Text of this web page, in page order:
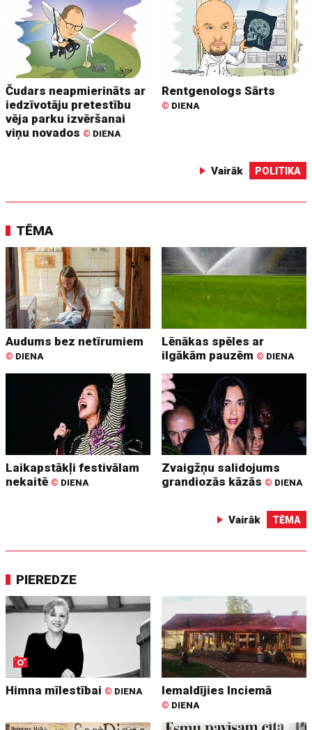
Čudars neapmierināts ar
iedzīvotāju pretestību
vēja parku izvēršanai
viņu novados © DIENA
Rentgenologs Sārts
© DIENA
Vairāk POLITIKA
TĒMA
Audums bez netīrumiem
© DIENA
Lēnākas spēles ar
ilgākām pauzēm © DIENA
Laikapstākļi festivālam
nekaitē © DIENA
Zvaigžņu salidojums
grandiozās kāzās © DIENA
Vairāk TĒMA
PIEREDZE
Himna mīlestībai © DIENA Iemaldījies Inciemā
© DIENA